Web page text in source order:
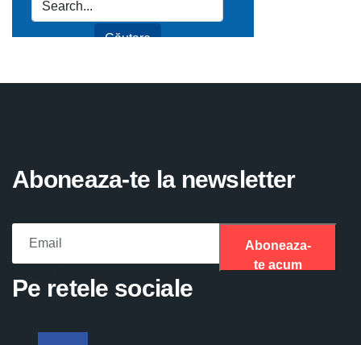
Aboneaza-te la newsletter
Aboneaza-
te acum
Pe retele sociale